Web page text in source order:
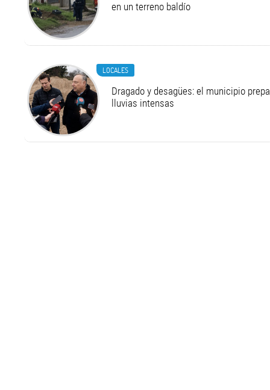
en un terreno baldío
LOCALES
Dragado y desagües: el municipio
lluvias intensas